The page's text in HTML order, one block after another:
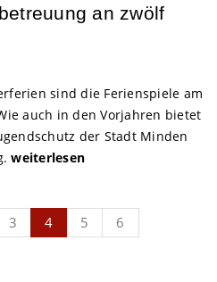
an zwölf
sind die Ferienspiele am
auch in den Vorjahren bietet
der Stadt Minden
weiterlesen
3 4 5
6